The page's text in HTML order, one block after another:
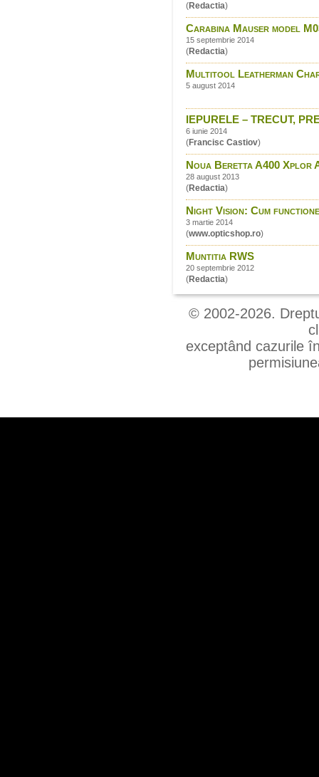
(Redactia)
Carabina Mauser model
15 septembrie 2014
(Redactia)
Multitool Leatherman
5 august 2014
IEPURELE – TRECUT,
6 iunie 2014
(Francisc Castiov)
Noua Beretta A400 Xplor
28 august 2013
(Redactia)
Night Vision: Cum
3 martie 2014
(www.opticshop.ro)
Muntitia RWS
20 septembrie 2012
(Redactia)
© 2002-2026.
exceptând cazurile